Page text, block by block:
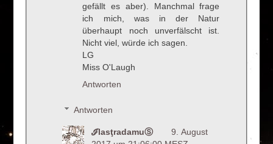
gefällt es aber). Manchmal frage
ich mich, was in der Natur
überhaupt noch unverfälscht ist.
Nicht viel, würde ich sagen.
LG
Miss O'Laugh
Antworten
Antworten
ℐlasţradamuⓈ
9. August